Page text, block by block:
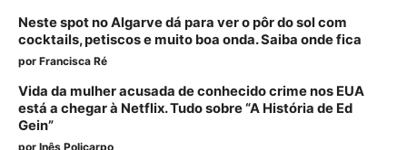
Neste spot no Algarve dá para ver o pôr do sol com
cocktails, petiscos e muito boa onda. Saiba onde fica
por Francisca Ré
Vida da mulher acusada de conhecido crime nos EUA
está a chegar à Netflix. Tudo sobre “A História de Ed
Gein”
por Inês Policarpo